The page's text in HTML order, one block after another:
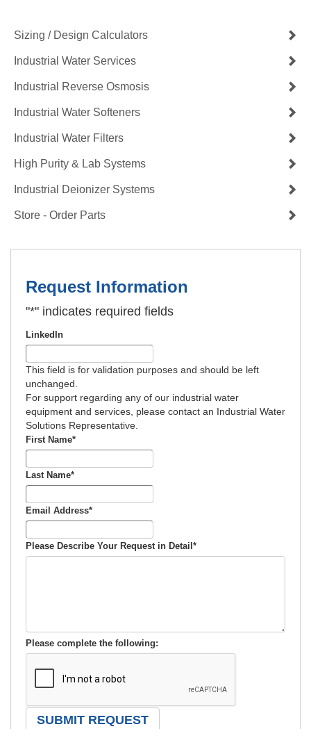
Sizing / Design Calculators
Industrial Water Services
Industrial Reverse Osmosis
Industrial Water Softeners
Industrial Water Filters
High Purity & Lab Systems
Industrial Deionizer Systems
Store - Order Parts
Request Information
"*" indicates required fields
LinkedIn
This field is for validation purposes and should be left
unchanged.
For support regarding any of our industrial water
equipment and services, please contact an Industrial Water
Solutions Representative.
First Name*
Last Name*
Email Address*
Please Describe Your Request in Detail *
Please complete the following: